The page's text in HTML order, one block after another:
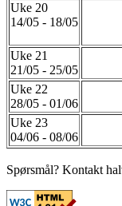
Uke 20
14/05 - 18/05
Uke 21
21/05 - 25/05
Uke 22
28/05 - 01/06
Uke 23
04/06 - 08/06
Spørsmål? Kontakt